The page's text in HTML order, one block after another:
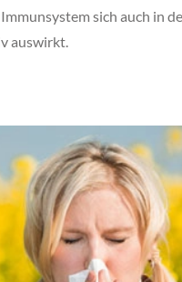
sich auch in
auswirkt.